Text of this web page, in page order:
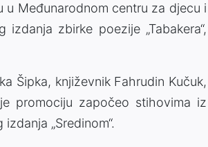
Međunarodnom centru za djecu i
zbirke poezije „Tabakera“,
Šipka, književnik Fahrudin Kučuk,
promociju započeo stihovima iz
„Sredinom“.